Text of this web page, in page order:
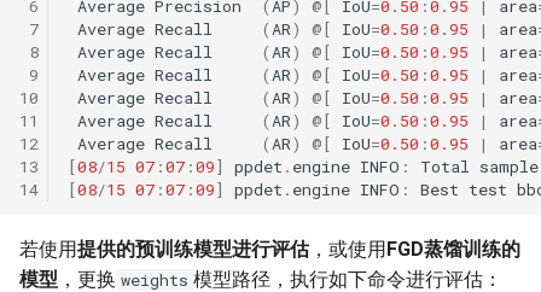
6
7
8
9
10
11
12
13
14
Average Precision (AP) @ [ IoU=0.50 :0.95 | area
Average Recall (AR) @ [ IoU=0.50 :0.95 | area
Average Recall (AR) @ [ IoU=0.50 :0.95 | area
Average Recall (AR) @ [ IoU=0.50 :0.95 | area
Average Recall (AR) @ [ IoU=0.50 :0.95 | area
Average Recall (AR) @ [ IoU=0.50 :0.95 | area
Average Recall (AR) @ [ IoU=0.50 :0.95 | area
[08/15 07 :07 :09] ppdet . engine INFO : Total sample
[08/15 07 :07 :09] ppdet . engine INFO : Best test
若使用提供的预训练模型进行评估，或使用FGD蒸馏训练的
模型 ，更换 weights 模型路径，执行如下命令进行评估：